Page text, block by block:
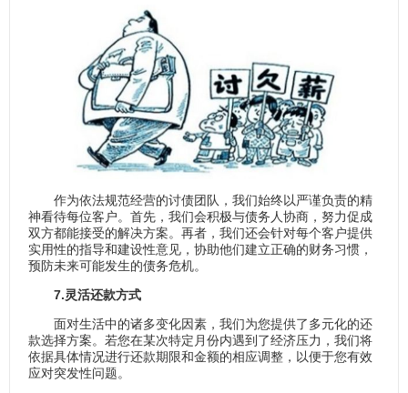
作为依法规范经营的讨债团队，我们始终以严谨负责的精
神看待每位客户。首先，我们会积极与债务人协商，努力促成
双方都能接受的解决方案。再者，我们还会针对每个客户提供
实用性的指导和建设性意见，协助他们建立正确的财务习惯，
预防未来可能发生的债务危机。
7.灵活还款方式
面对生活中的诸多变化因素，我们为您提供了多元化的还
款选择方案。若您在某次特定月份内遇到了经济压力，我们将
依据具体情况进行还款期限和金额的相应调整，以便于您有效
应对突发性问题。